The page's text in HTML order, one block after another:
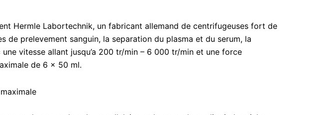
Hermle Labortechnik, un fabricant allemand de centrifugeuses fort de
de prelevement sanguin, la separation du plasma et du serum, la
vitesse allant jusqu’a 200 tr/min – 6 000 tr/min et une force
de 6 x 50 ml.